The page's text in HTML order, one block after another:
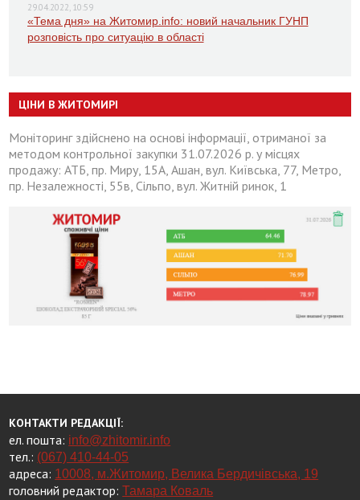
29.04.2022, 10:59
«Тема дня» на Житомир.info: новий начальник ГУНП
розповість про ситуацію в області
ЦІНИ В ЖИТОМИРІ
Моніторинг здійснено на основі інформації, отриманої за
методом контрольної закупки 31.07.2026 р. у місцях
продажу: АТБ, пр. Миру, 15А, Ашан, вул. Київська, 77, Метро,
пр. Незалежності, 55в, Сільпо, вул. Житній ринок, 1
КОНТАКТИ РЕДАКЦІЇ:
ел. пошта: info@zhitomir.info
тел.: (067) 410-44-05
адреса: 10008, м.Житомир, Велика Бердичівська, 19
головний редактор:Тамара Коваль